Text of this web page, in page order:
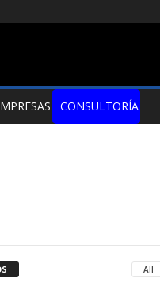
CONSULTORÍA
All